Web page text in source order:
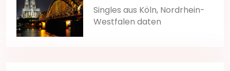
Singles aus Köln, Nordrhein-
Westfalen daten